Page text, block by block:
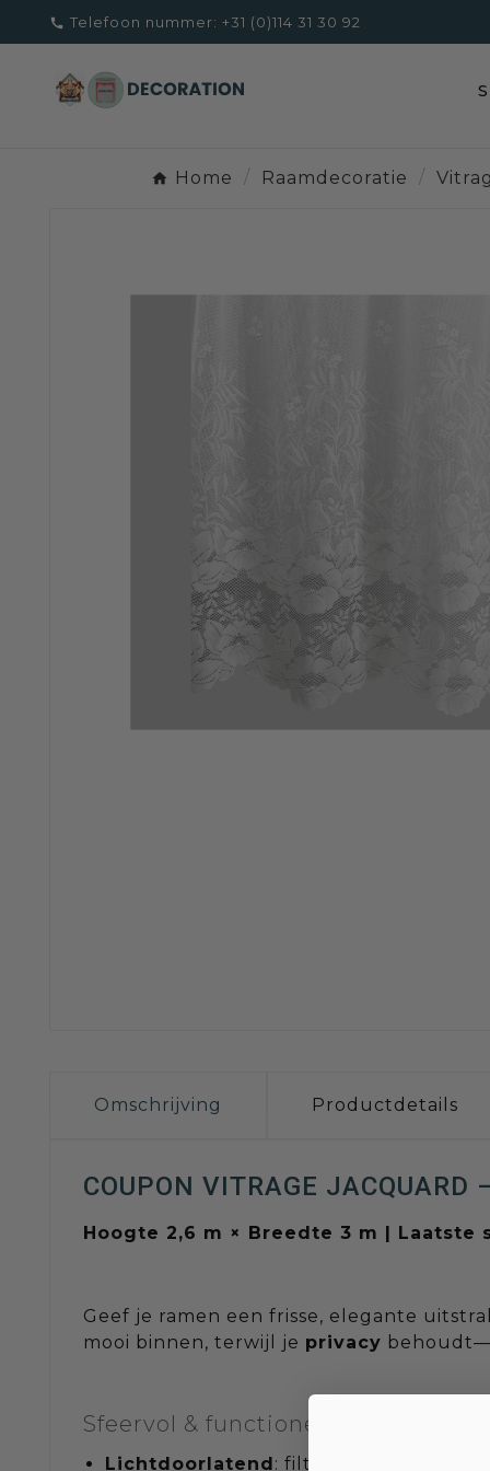
 Telefoon nummer: +31 (0)114 31 30 92
Home Raamdecoratie
Omschrijving Productdetails
COUPON VITRAGE JACQUARD
Hoogte 2,6 m × Breedte 3 m | Laatste
Geef je ramen een frisse, elegante
mooi binnen, terwijl je privacy
Sfeervol & functioneel
Lichtdoorlatend: filtert het licht